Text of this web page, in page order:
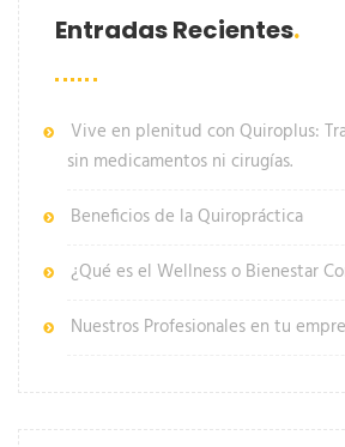
Entradas Recientes
Vive en plenitud con Quiroplus:
sin medicamentos ni cirugías.
Beneficios de la Quiropráctica
¿Qué es el Wellness o Bienestar
Nuestros Profesionales en tu